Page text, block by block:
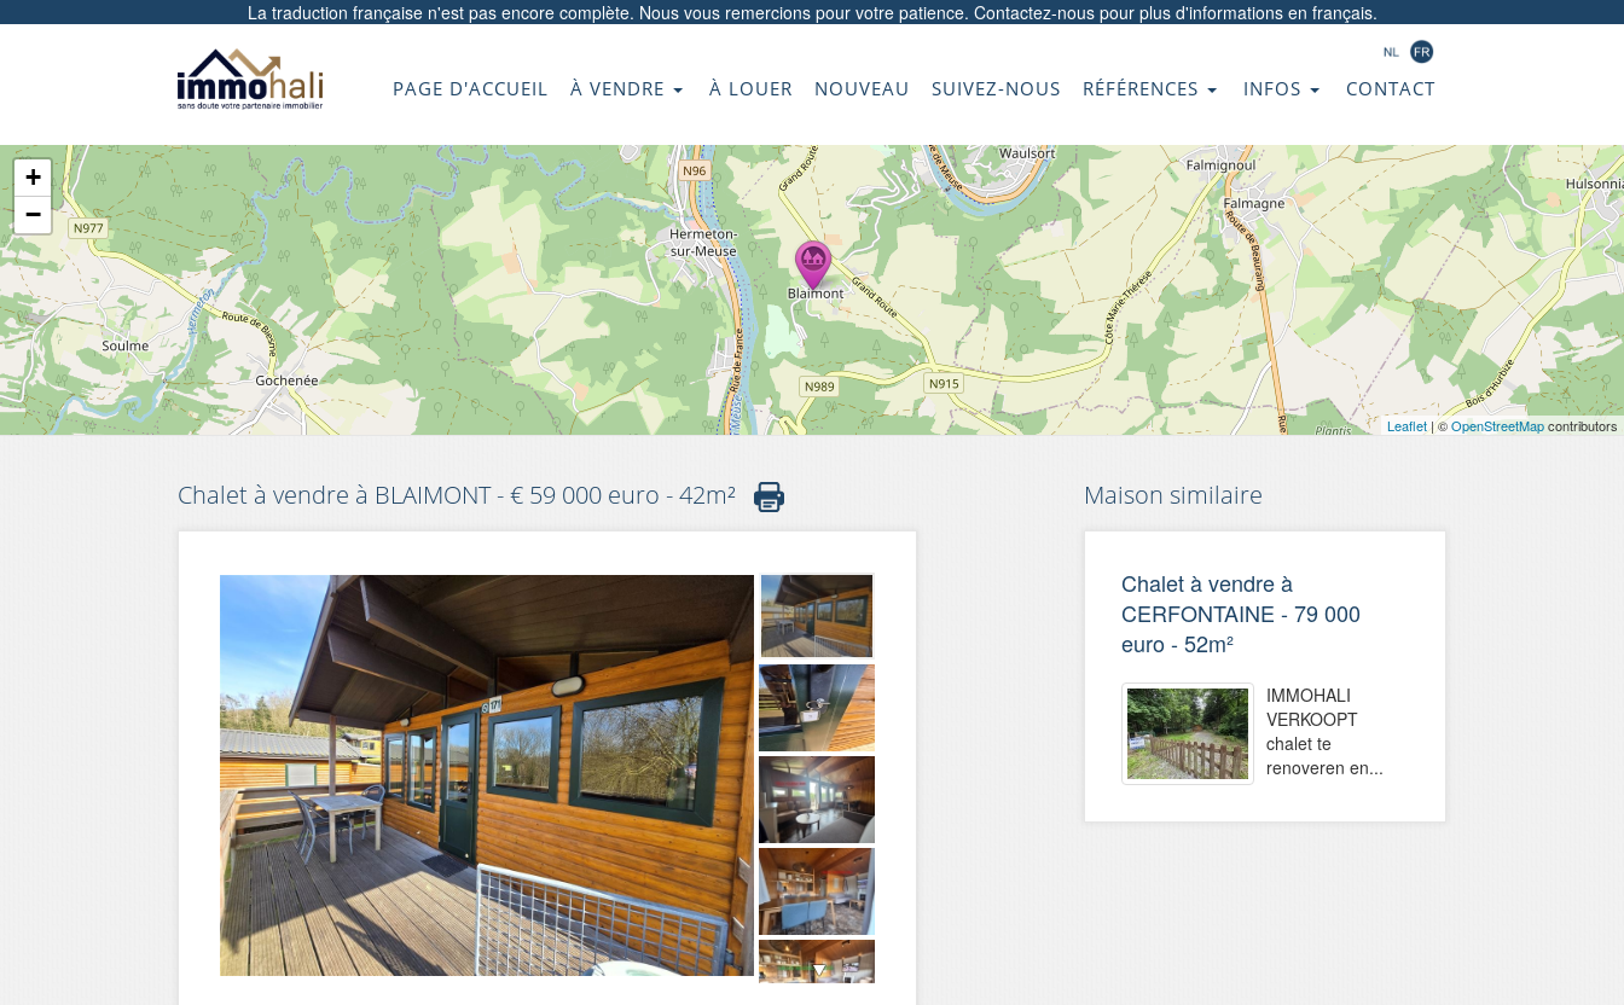
La traduction française n'est pas encore complète. Nous vous remercions pour votre patience. Contactez-nouspour plus d'informations en français.
PAGE D'ACCUEIL À VENDRE À LOUER NOUVEAU SUIVEZ-NOUS RÉFÉRENCES INFOS CONTACT
+
−
Leaflet| ©OpenStreetMapcontributors
Chalet à vendre à BLAIMONT - € 59 000 euro - 42m² Maison similaire
Chalet à vendre à
CERFONTAINE - 79 000
euro - 52m²
IMMOHALI
VERKOOPT
chalet te
renoveren en...